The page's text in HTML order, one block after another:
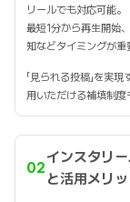
リールでも対応可能。
最短1分から再生開始
知などタイミングが重
「見られる投稿」を実
用いただける補填制度
02
インスタリ
と活用メリ